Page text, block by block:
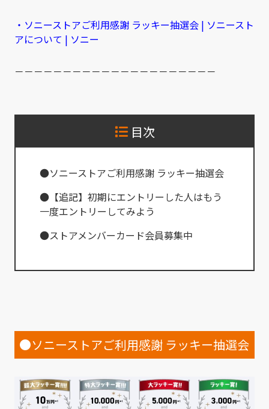
・ソニーストアご利用感謝 ラッキー抽選会 | ソニースト
アについて | ソニー
－－－－－－－－－－－－－－－－－－－－－
目次
●ソニーストアご利用感謝 ラッキー抽選会
●【追記】初期にエントリーした人はもう
一度エントリーしてみよう
●ストアメンバーカード会員募集中
●ソニーストアご利用感謝 ラッキー抽選会